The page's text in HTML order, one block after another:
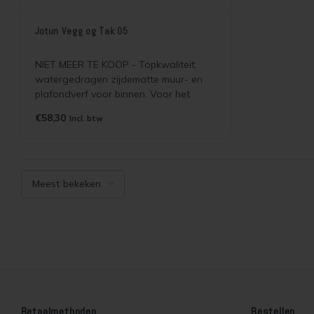
Jotun Vegg og Tak 05
NIET MEER TE KOOP - Topkwaliteit,
watergedragen zijdematte muur- en
plafondverf voor binnen. Voor het
sierpleister, spachtelputz,
€58,30 Incl. btw
Meest bekeken